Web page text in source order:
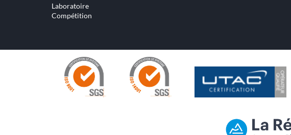
Laboratoire
Compétition